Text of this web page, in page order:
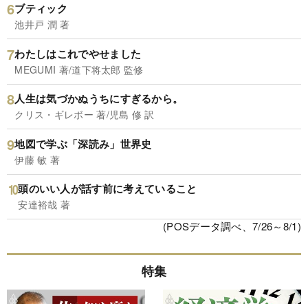
ブティック
池井戸 潤 著
わたしはこれでやせました
MEGUMI 著/道下将太郎 監修
人生は気づかぬうちにすぎるから。
クリス・ギレボー 著/児島 修 訳
地図で学ぶ「深読み」世界史
伊藤 敏 著
頭のいい人が話す前に考えていること
安達裕哉 著
(POSデータ調べ、7/26～8/1)
特集